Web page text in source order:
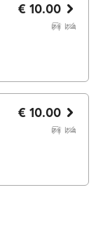
€ 10.00
€ 10.00